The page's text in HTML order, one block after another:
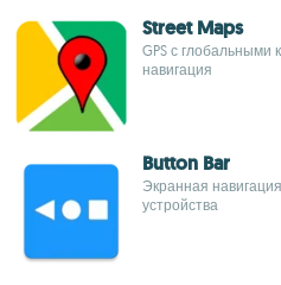
Street Maps
GPS с глобальными
навигация
Button Bar
Экранная
устройства